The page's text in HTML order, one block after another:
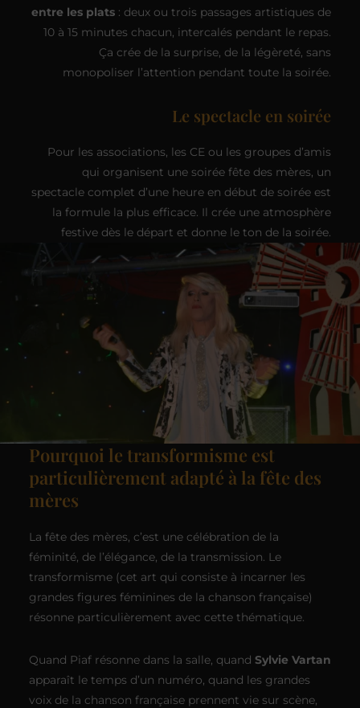
entre les plats : deux ou trois passages artistiques de
10 à 15 minutes chacun, intercalés pendant le repas.
Ça crée de la surprise, de la légèreté, sans
monopoliser l’attention pendant toute la soirée.
Le spectacle en soirée
Pour les associations, les CE ou les groupes d’amis
qui organisent une soirée fête des mères, un
spectacle complet d’une heure en début de soirée est
la formule la plus efficace. Il crée une atmosphère
festive dès le départ et donne le ton de la soirée.
Pourquoi le transformisme est
particulièrement adapté à la fête des
mères
La fête des mères, c’est une célébration de la
féminité, de l’élégance, de la transmission. Le
transformisme (cet art qui consiste à incarner les
grandes figures féminines de la chanson française)
résonne particulièrement avec cette thématique.
Quand Piaf résonne dans la salle, quand Sylvie Vartan
apparaît le temps d’un numéro, quand les grandes
voix de la chanson française prennent vie sur scène,